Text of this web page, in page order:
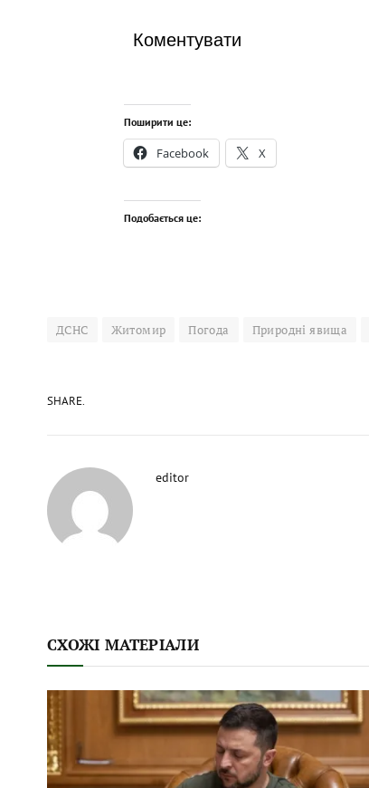
Коментувати
Поширити це:
Facebook X
Подобається це:
ДСНС Житомир Погода Природні явища
SHARE.
editor
СХОЖІ МАТЕРІАЛИ